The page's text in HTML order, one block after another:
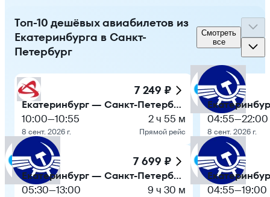
Топ-10 дешёвых авиабилетов из
Екатеринбурга в Санкт-
Петербург
Смотреть
все
7 249 ₽
Екатеринбург — Санкт-Петербург
10:00—10:55
8 сент. 2026 г.
2 ч 55 м
Прямой рейс
7 699 ₽
Екатеринбург — Санкт-Петербург
05:30—13:00 9 ч 30 м
04:55—22:00
8 сент. 2026 г.
04:55—19:00